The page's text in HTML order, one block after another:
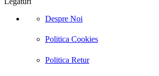
Despre Noi
Politica Cookies
Politica Retur